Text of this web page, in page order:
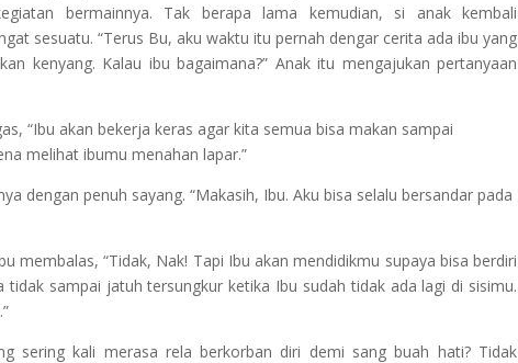
bermainnya. Tak berapa lama kemudian, si anak kembali
sesuatu. “Terus Bu, aku waktu itu pernah dengar cerita ada ibu yang
kenyang. Kalau ibu bagaimana?” Anak itu mengajukan pertanyaan
“Ibu akan bekerja keras agar kita semua bisa makan sampai
melihat ibumu menahan lapar.”
dengan penuh sayang. “Makasih, Ibu. Aku bisa selalu bersandar pada
membalas, “Tidak, Nak! Tapi Ibu akan mendidikmu supaya bisa berdiri
sampai jatuh tersungkur ketika Ibu sudah tidak ada lagi di sisimu.
sering kali merasa rela berkorban diri demi sang buah hati? Tidak